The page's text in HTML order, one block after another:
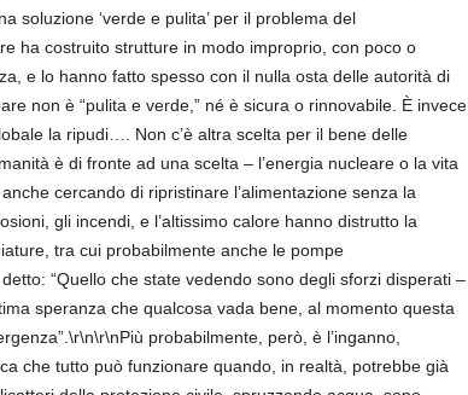
soluzione ‘verde e pulita’ per il problema del
ha costruito strutture in modo improprio, con poco o
e lo hanno fatto spesso con il nulla osta delle autorità di
non è “pulita e verde,” né è sicura o rinnovabile. È invece
la ripudi…. Non c’è altra scelta per il bene delle
è di fronte ad una scelta – l’energia nucleare o la vita
cercando di ripristinare l’alimentazione senza la
gli incendi, e l’altissimo calore hanno distrutto la
tra cui probabilmente anche le pompe
“Quello che state vedendo sono degli sforzi disperati –
speranza che qualcosa vada bene, al momento questa
probabilmente, però, è l’inganno,
che tutto può funzionare quando, in realtà, potrebbe già